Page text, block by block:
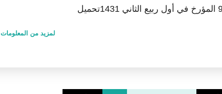
لمزيد من المعلومات